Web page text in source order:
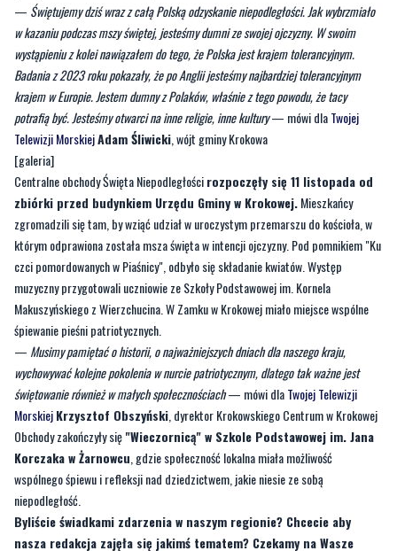
— Świętujemy dziś wraz z całą Polską odzyskanie niepodległości. Jak wybrzmiało
w kazaniu podczas mszy świętej, jesteśmy dumni ze swojej ojczyzny. W swoim
wystąpieniu z kolei nawiązałem do tego, że Polska jest krajem tolerancyjnym.
Badania z 2023 roku pokazały, że po Anglii jesteśmy najbardziej tolerancyjnym
krajem w Europie. Jestem dumny z Polaków, właśnie z tego powodu, że tacy
potrafią być. Jesteśmy otwarci na inne religie, inne kultury— mówi dlaTwojej
Telewizji MorskiejAdam Śliwicki , wójt gminy Krokowa
[galeria]
Centralne obchody Święta Niepodległościrozpoczęły się 11 listopada od
zbiórki przed budynkiem Urzędu Gminy w Krokowej.Mieszkańcy
zgromadzili się tam, by wziąć udział w uroczystym przemarszu do kościoła, w
którym odprawiona została msza święta w intencji ojczyzny. Pod pomnikiem "Ku
czci pomordowanych w Piaśnicy", odbyło się składanie kwiatów. Występ
muzyczny przygotowali uczniowie ze Szkoły Podstawowej im. Kornela
Makuszyńskiego z Wierzchucina. W Zamku w Krokowej miało miejsce wspólne
śpiewanie pieśni patriotycznych.
— Musimy pamiętać o historii, o najważniejszych dniach dla naszego kraju,
wychowywać kolejne pokolenia w nurcie patriotycznym, dlatego tak ważne jest
świętowanie również w małych społecznościach— mówi dlaTwojej Telewizji
MorskiejKrzysztof Obszyński , dyrektor Krokowskiego Centrum w Krokowej
Obchody zakończyły się"Wieczornicą" w Szkole Podstawowej im. Jana
Korczaka w Żarnowcu , gdzie społeczność lokalna miała możliwość
wspólnego śpiewu i refleksji nad dziedzictwem, jakie niesie ze sobą
niepodległość.
Byliście świadkami zdarzenia w naszym regionie? Chcecie aby
nasza redakcja zajęła się jakimś tematem? Czekamy na Wasze